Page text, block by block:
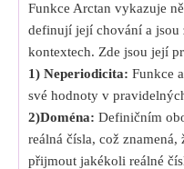
Funkce Arctan vykazuje
definují její chování a jsou
kontextech. Zde jsou její
1) Neperiodicita: Funkce
své hodnoty v
2)Doména: Definičním
reálná čísla, což znamená,
přijmout jakékoli reálné